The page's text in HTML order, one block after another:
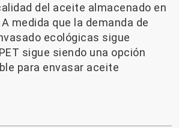
del aceite almacenado en
medida que la demanda de
ecológicas sigue
sigue siendo una opción
para envasar aceite